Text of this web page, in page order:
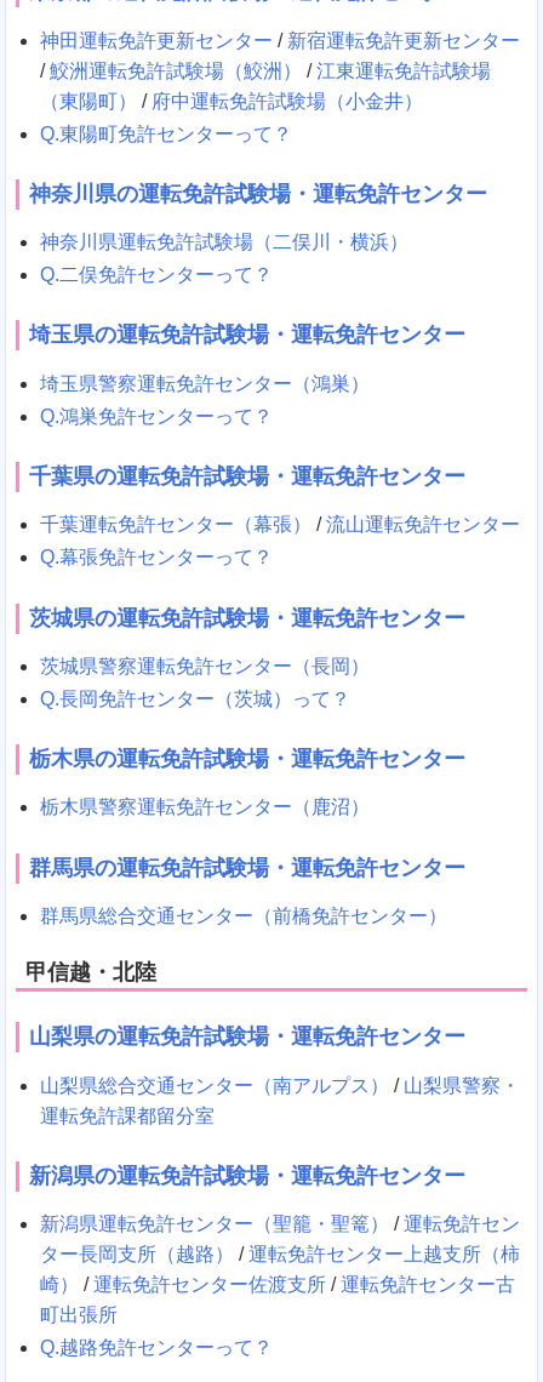
神田運転免許更新センター / 新宿運転免許更新センター
/鮫洲運転免許試験場（鮫洲） /江東運転免許試験場
（東陽町）
/ 府中運転免許試験場（小金井）
Q.東陽町免許センターって？
神奈川県の運転免許試験場・運転免許センター
神奈川県運転免許試験場（二俣川・横浜）
Q.二俣免許センターって？
埼玉県の運転免許試験場・運転免許センター
埼玉県警察運転免許センター（鴻巣）
Q.鴻巣免許センターって？
千葉県の運転免許試験場・運転免許センター
千葉運転免許センター（幕張） /流山運転免許センター
Q.幕張免許センターって？
茨城県の運転免許試験場・運転免許センター
茨城県警察運転免許センター（長岡）
Q.長岡免許センター（茨城）って？
栃木県の運転免許試験場・運転免許センター
栃木県警察運転免許センター（鹿沼）
群馬県の運転免許試験場・運転免許センター
群馬県総合交通センター（前橋免許センター）
甲信越・北陸
山梨県の運転免許試験場・運転免許センター
山梨県総合交通センター（南アルプス） / 山梨県警察・
運転免許課都留分室
新潟県の運転免許試験場・運転免許センター
新潟県運転免許センター（聖籠・聖篭） /運転免許セン
ター長岡支所（越路）
/運転免許センター上越支所（柿
崎）
/運転免許センター佐渡支所 /運転免許センター古
町出張所
Q.越路免許センターって？